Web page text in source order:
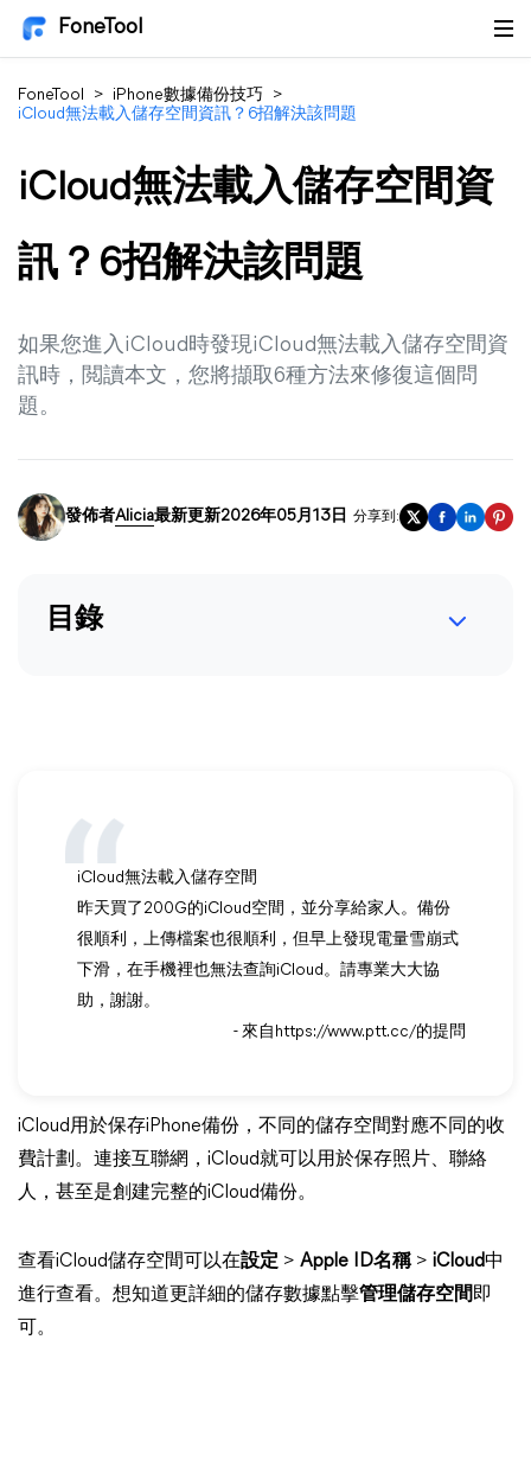
FoneTool
FoneTool > iPhone數據備份技巧
>
iCloud無法載入儲存空間資訊？6招解決該問題
iCloud無法載入儲存空間資
訊？6招解決該問題
如果您進入iCloud時發現iCloud無法載入儲存空間資
訊時，閲讀本文，您將擷取6種方法來修復這個問
題。
發佈者Alicia最新更新2026年05月13日 分享到:
目錄
iCloud無法載入儲存空間
昨天買了200G的iCloud空間，並分享給家人。備份
很順利，上傳檔案也很順利，但早上發現電量雪崩式
下滑，在手機裡也無法查詢iCloud。請專業大大協
助，謝謝。
- 來自https://www.ptt.cc/的提問
iCloud用於保存iPhone備份，不同的儲存空間對應不同的收
費計劃。連接互聯網，iCloud就可以用於保存照片、聯絡
人，甚至是創建完整的iCloud備份。
查看iCloud儲存空間可以在設定 > Apple ID名稱> iCloud中
進行查看。想知道更詳細的儲存數據點擊管理儲存空間即
可。